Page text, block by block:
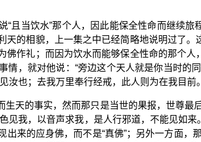
且当饮水”那个人，因此能保全性命而继续
天的相貌，上一集之中已经简略地说明过了
佛作礼；而因为饮水而能够保全性命的那个
情，就对他说：“旁边这个天人就是你当时的
汝也；去我万里奉行经戒，此人则为在我目前
天的事实，然而那只是当世的果报，世尊最
见我，以音声求我，是人行邪道，不能见如
来的应身佛，而不是“真佛”；另外一方面，